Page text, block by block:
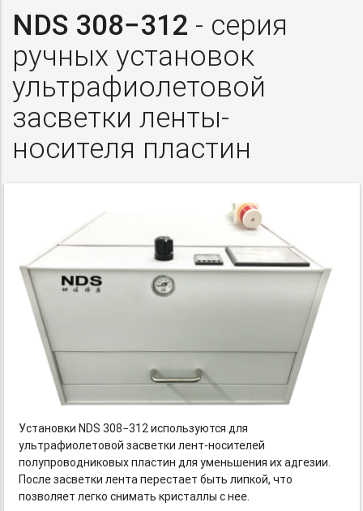
NDS 308−312 - серия
ручных установок
ультрафиолетовой
засветки ленты-
носителя пластин
Установки NDS 308−312 используются для
ультрафиолетовой засветкилент-носителей
полупроводниковых пластин для уменьшения их адгезии.
После засветки лента перестает быть липкой, что
позволяет легко снимать кристаллы с нее.